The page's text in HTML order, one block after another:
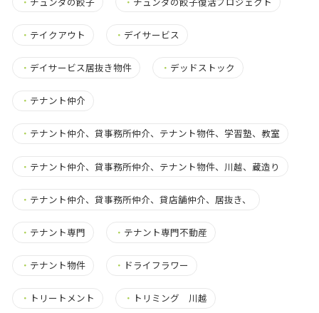
・ テイクアウト ・ デイサービス
・ デイサービス居抜き物件 ・ デッドストック
・ テナント仲介
・ テナント仲介、貸事務所仲介、テナント物件、学習塾、教室
・ テナント仲介、貸事務所仲介、テナント物件、川越、蔵造り
・ テナント仲介、貸事務所仲介、貸店舗仲介、居抜き、
・ テナント専門 ・ テナント専門不動産
・ テナント物件 ・ ドライフラワー
・ トリートメント ・ トリミング 川越